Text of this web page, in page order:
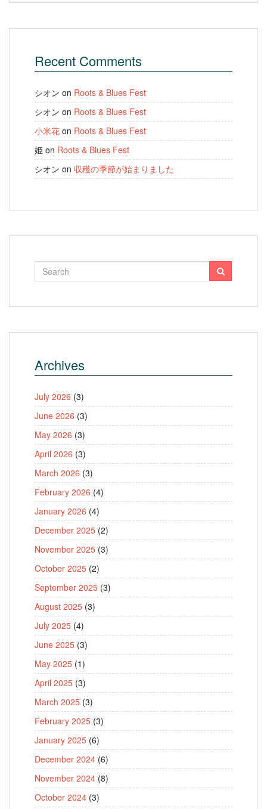
Recent Comments
シオン on Roots & Blues Fest
シオン on Roots & Blues Fest
小米花 on Roots & Blues Fest
姫 on Roots & Blues Fest
シオン on 収穫の季節が始まりました
Archives
July 2026 (3)
June 2026 (3)
May 2026 (3)
April 2026 (3)
March 2026 (3)
February 2026 (4)
January 2026 (4)
December 2025 (2)
November 2025 (3)
October 2025 (2)
September 2025 (3)
August 2025 (3)
July 2025 (4)
June 2025 (3)
May 2025 (1)
April 2025 (3)
March 2025 (3)
February 2025 (3)
January 2025 (6)
December 2024 (6)
November 2024 (8)
October 2024 (3)